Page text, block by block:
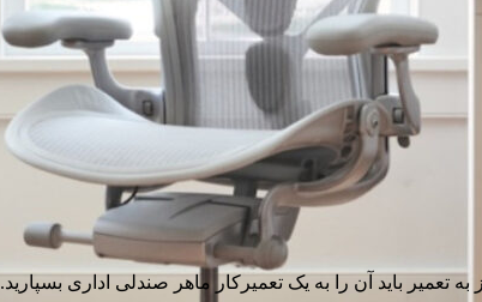
تعمیر باید آن را به یک تعمیرکار ماهر صندلی اداری بسپارید.